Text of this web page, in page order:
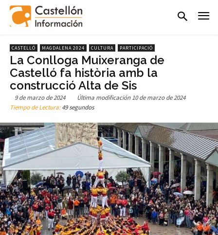
CASTELLÓ MAGDALENA 2024 CULTURA PARTICIPACIÓ
La Conlloga Muixeranga de
Castelló fa història amb la
construcció Alta de Sis
9 de marzo de 2024 Última modificación 10 de marzo de 2024
Tiempo de Lectura:49 segundos